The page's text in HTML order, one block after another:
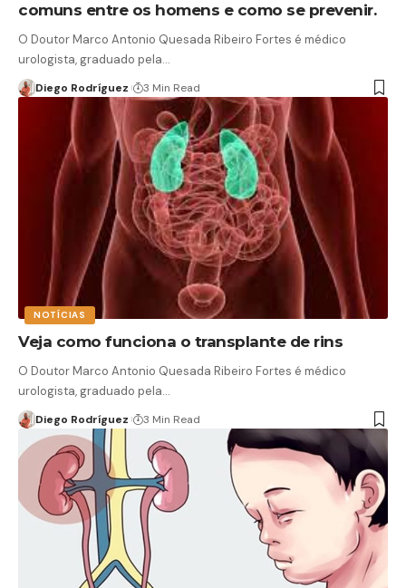
comuns entre os homens e como se prevenir.
O Doutor Marco Antonio Quesada Ribeiro Fortes é médico
urologista, graduado pela…
Diego Rodríguez 3 Min Read
NOTÍCIAS
Veja como funciona o transplante de rins
O Doutor Marco Antonio Quesada Ribeiro Fortes é médico
urologista, graduado pela…
Diego Rodríguez 3 Min Read